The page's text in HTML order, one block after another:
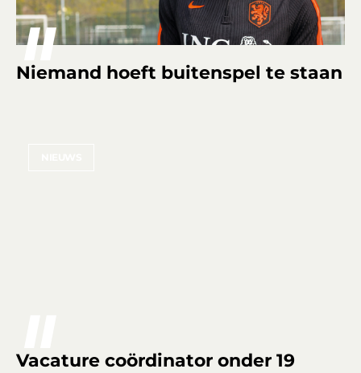
Niemand hoeft buitenspel te staan
Vacature coördinator onder 19